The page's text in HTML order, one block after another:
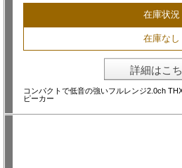
在庫状況
在庫なし
詳細はこ
コンパクトで低音の強いフルレンジ2.0ch
ピーカー